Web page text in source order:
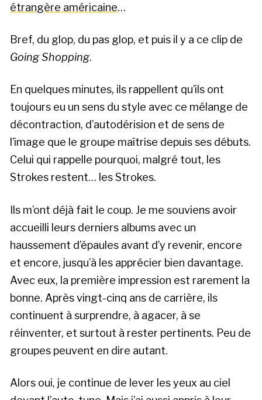
étrangère américaine…
Bref, du glop, du pas glop, et puis il y a ce clip de
Going Shopping.
En quelques minutes, ils rappellent qu’ils ont
toujours eu un sens du style avec ce mélange de
décontraction, d’autodérision et de sens de
l’image que le groupe maîtrise depuis ses débuts.
Celui qui rappelle pourquoi, malgré tout, les
Strokes restent… les Strokes.
Ils m’ont déjà fait le coup. Je me souviens avoir
accueilli leurs derniers albums avec un
haussement d’épaules avant d’y revenir, encore
et encore, jusqu’à les apprécier bien davantage.
Avec eux, la première impression est rarement la
bonne. Après vingt-cinq ans de carrière, ils
continuent à surprendre, à agacer, à se
réinventer, et surtout à rester pertinents. Peu de
groupes peuvent en dire autant.
Alors oui, je continue de lever les yeux au ciel